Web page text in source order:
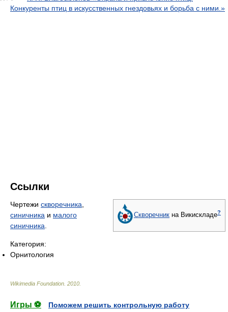
Конкуренты птиц в искусственных гнездовьях и борьба с ними.»
Ссылки
Скворечник на Викискладе?
Чертежи скворечника,
синичника и малого
синичника.
Категория:
Орнитология
Wikimedia Foundation 2010
Игры ⚽ Поможем решить контрольную работу